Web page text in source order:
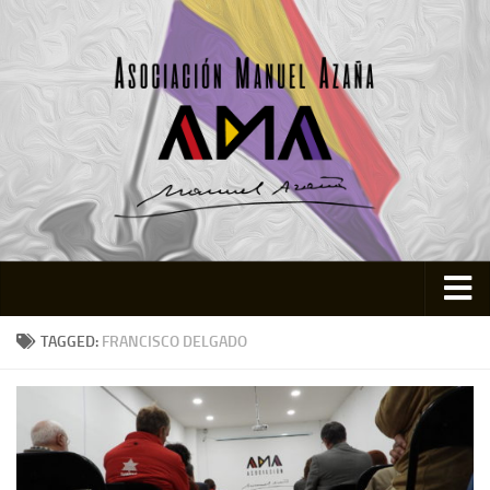
Inicio
Quienes somos
Actividades
TAGGED: FRANCISCO DELGADO